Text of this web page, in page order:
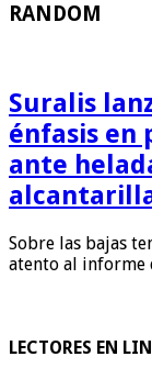
RANDOM
Suralis
énfasis en
ante
Sobre las bajas
atento al
LECTORES EN